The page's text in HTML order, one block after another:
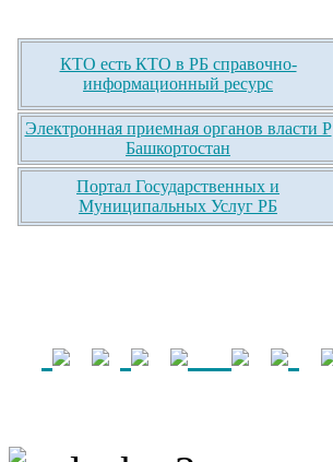
КТО есть КТО в РБ справочно-
информационный ресурс
Электронная приемная органов власти Р
Башкортостан
Портал Государственных и
Муниципальных Услуг РБ